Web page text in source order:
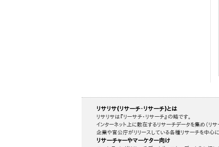
リサリサ(リサーチ・リサーチ)とは
リサリサは『リーサチ・リサーチ』の略です。
インターネット上に散在するリサーチデータを集め（リ
企業や官公庁がリリースしている各種リサーチを中心
リサーチャーやマーケター向け